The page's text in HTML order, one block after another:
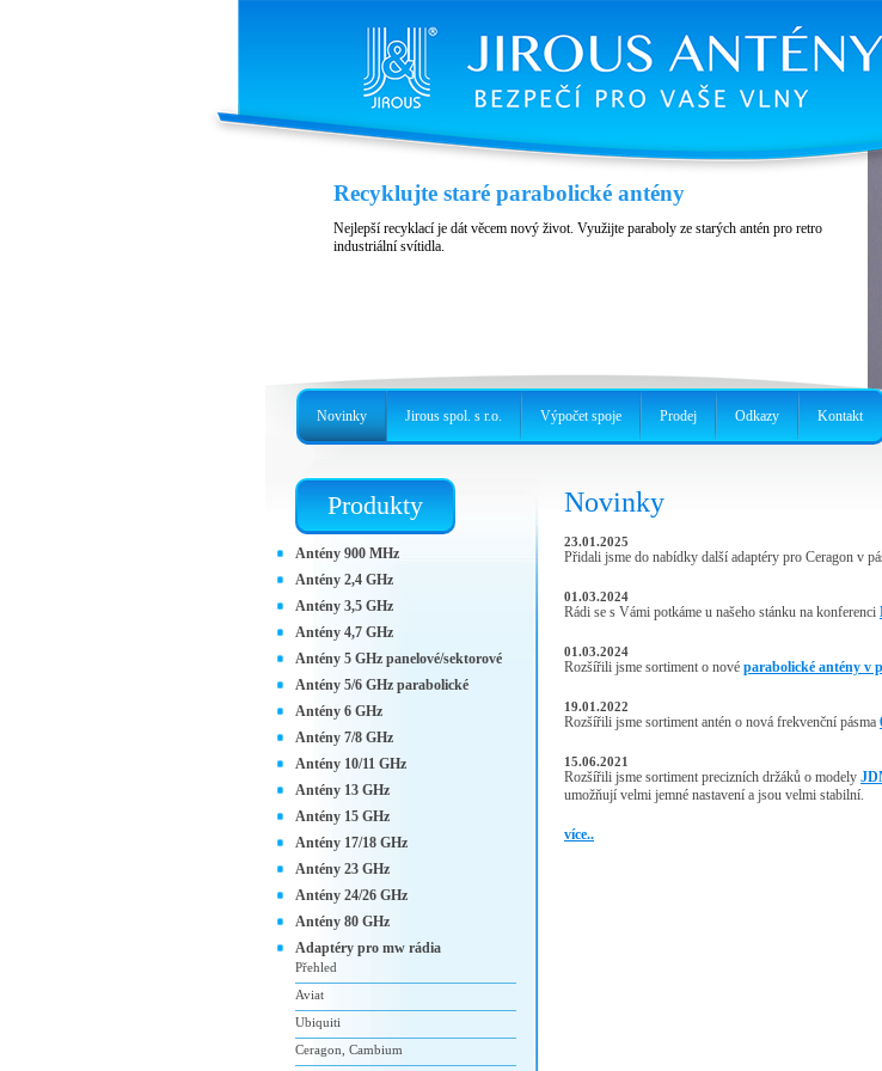
Variabilita a příslušenství
Nerezové provedení, precizní držák nebo kovový box
Recyklujte staré parabolické antény
Nejlepší recyklací je dát věcem nový život. Využijte paraboly ze starých antén pro retro
industriální svítidla.
Novinky
23.01.2025
Přidali jsme do nabídky další adaptéry pro Ceragon v
01.03.2024
Rádi se s Vámi potkáme u našeho stánku na konferenci
01.03.2024
Rozšířili jsme sortiment o nové parabolické antény v
19.01.2022
Rozšířili jsme sortiment antén o nová frekvenční pásma
15.06.2021
Rozšířili jsme sortiment precizních držáků o modely
umožňují velmi jemné nastavení a jsou velmi stabilní.
více..
Produkty
Antény 900 MHz
Antény 2,4 GHz
Antény 3,5 GHz
Antény 4,7 GHz
Antény 5 GHz panelové/sektorové
Antény 5/6 GHz parabolické
Antény 6 GHz
Antény 7/8 GHz
Antény 10/11 GHz
Antény 13 GHz
Antény 15 GHz
Antény 17/18 GHz
Antény 23 GHz
Antény 24/26 GHz
Antény 80 GHz
Adaptéry pro mw rádia
Přehled
Aviat
Ubiquiti
Ceragon, Cambium
Novinky Jirous spol. s r.o. Výpočet spoje Prodej Odkazy Kontakt